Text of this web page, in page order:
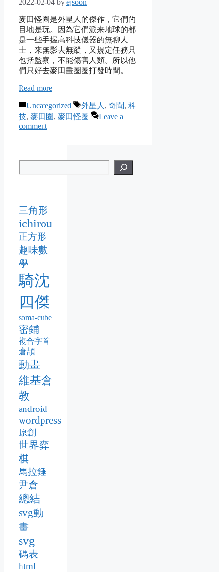
2022-02-04 by ejsoon
麥田怪圈是外星人的傑作，它們的
目地是玩。因為它們派来地球的都
是一些手握高科技儀器的無聊人
士，来無影去無蹤，又規定任務只
包括監察，不能傷害人類。所以他
們只好去麥田畫圈圈打發時間。
Read more
Categories
Uncategorized Tags
外星人 , 奇聞, 科
技, 麥田圈, 麥田怪圈
Leave a
comment
三角形
ichirou
正方形
趣味數
學
騎沈
四傑
soma-cube
密鋪
複合字首
倉頡
動畫
維基倉
教
android
wordpress
原創
世界弈
棋
馬拉錘
尹倉
總結
svg動
畫
svg
碼表
html